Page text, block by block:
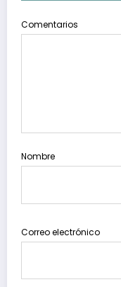
Comentarios
Nombre
Correo electrónico